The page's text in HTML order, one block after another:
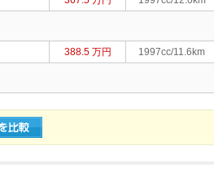
388.5 万円
1997cc/11.6km